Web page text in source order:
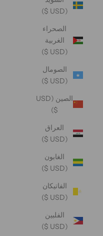
(USD $)
الصحراء
الغربية
(USD $)
الصومال
(USD $)
الصين (USD
$)
العراق
(USD $)
الغابون
(USD $)
الفاتيكان
(USD $)
الفلبين
(USD $)